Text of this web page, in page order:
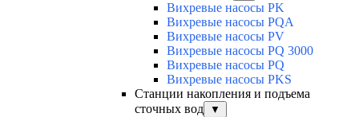
Вихревые насосы PK
Вихревые насосы PQA
Вихревые насосы PV
Вихревые насосы PQ 3000
Вихревые насосы PQ
Вихревые насосы PKS
Станции накопления и подъема
сточных вод
▼